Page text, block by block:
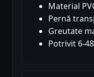
Material
Pernă
Greutate
Potrivit 6-